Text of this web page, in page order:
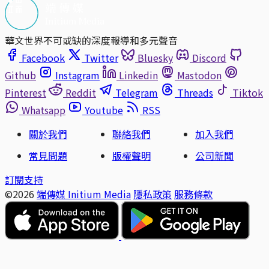
華文世界不可或缺的深度報導和多元聲音
Facebook
Twitter Bluesky
Discord
Github
Instagram Linkedin
Mastodon
Pinterest
Reddit Telegram Threads
Tiktok
Whatsapp
Youtube
RSS
關於我們
聯絡我們
加入我們
常見問題
版權聲明
公司新聞
訂閱支持
©2026 端傳媒 Initium Media 隱私政策 服務條款